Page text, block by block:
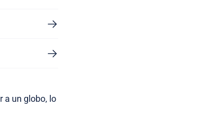
a un globo, lo